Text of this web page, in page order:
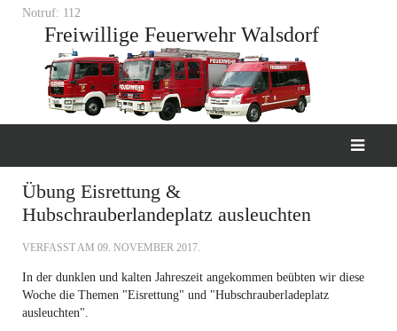
Notruf: 112
Freiwillige Feuerwehr Walsdorf
Übung Eisrettung &
Hubschrauberlandeplatz ausleuchten
VERFASST AM 09. NOVEMBER 2017.
In der dunklen und kalten Jahreszeit angekommen beübten wir diese
Woche die Themen "Eisrettung" und "Hubschrauberladeplatz
ausleuchten".